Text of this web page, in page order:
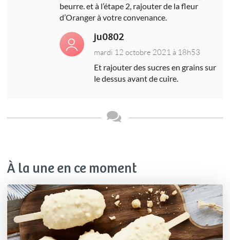
beurre. et à l’étape 2, rajouter de la fleur
d’Oranger à votre convenance.
ju0802
mardi 12 octobre 2021 à 18h53
Et rajouter des sucres en grains sur
le dessus avant de cuire.
À la une en ce moment